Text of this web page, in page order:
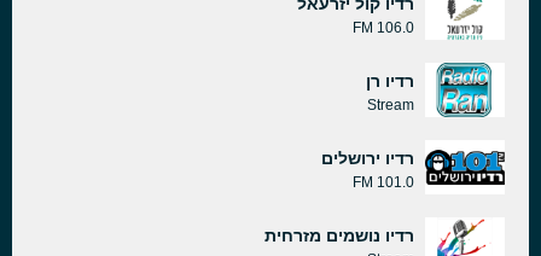
106.0 FM
רדיו רן
Stream
רדיו ירושלים
101.0 FM
רדיו נושמים מזרחית